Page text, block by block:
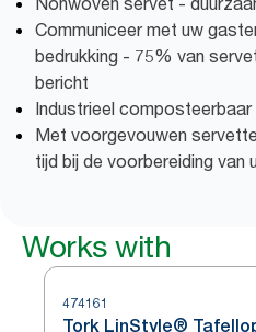
Communiceer met uw
bedrukking - 75% van
bericht
Industrieel
Met voorgevouwen
tijd bij de voorbereiding van
Works with
474161
Tork LinStyle®